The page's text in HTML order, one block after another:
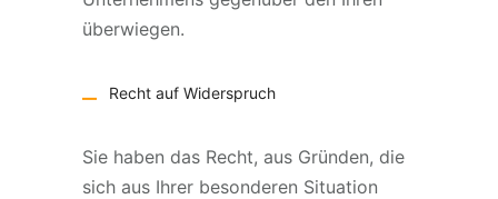
überwiegen.
Recht auf Widerspruch
Sie haben das Recht, aus Gründen, die
sich aus Ihrer besonderen Situation